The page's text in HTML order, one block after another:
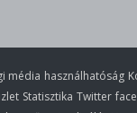
média használhatóság
Statisztika Twitter